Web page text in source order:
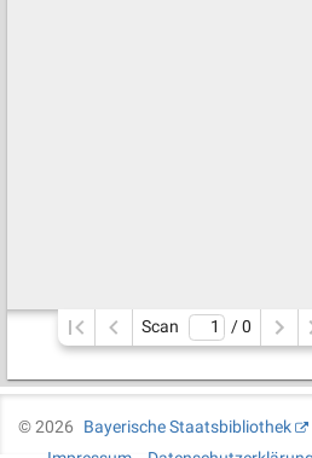
Scan / 0
©2026
Bayerische Staatsbibliothek